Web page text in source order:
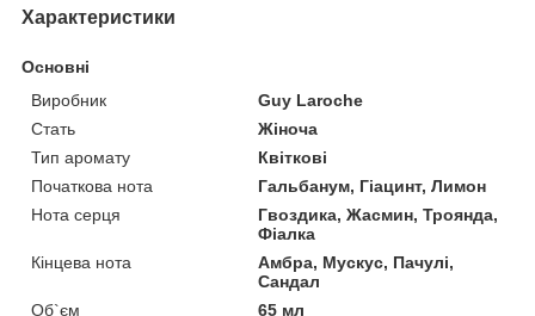
Характеристики
Основні
Виробник
Guy Laroche
Стать
Жіноча
Тип аромату
Квіткові
Початкова нота
Гальбанум, Гіацинт, Лимон
Нота серця
Гвоздика, Жасмин, Троянда,
Фіалка
Кінцева нота
Амбра, Мускус, Пачулі,
Сандал
Об`єм
65 мл